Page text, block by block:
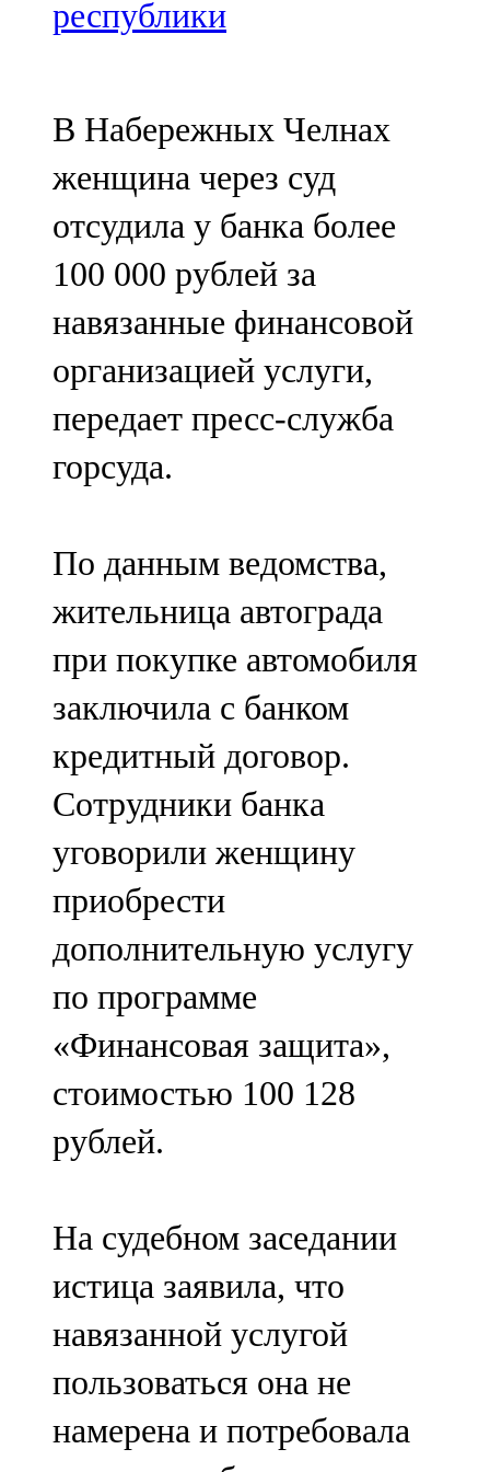
106,2 FM
107,3 FM
Мөслим
100,0 FM
Нурлат
104,7 FM
Олы Әтнә
71,42 FM
Сарман
Теләче
106,1 FM
Түбән Кама
102,6 FM
Чирмешән
107,7 FM
Чистай
103,0 FM
Чүпрәле
91,0 FM
Шәмәрдән
102,3 FM
Яңа чишмә
Яр Чаллы
105,5 FM
республики
В Набережных Челнах
женщина через суд
отсудила у банка более
100 000 рублей за
навязанные финансовой
организацией услуги,
передает пресс-служба
горсуда.
По данным ведомства,
жительница автограда
при покупке автомобиля
заключила с банком
кредитный договор.
Сотрудники банка
уговорили женщину
приобрести
дополнительную услугу
по программе
«Финансовая защита»,
стоимостью 100 128
рублей.
На судебном заседании
истица заявила, что
навязанной услугой
пользоваться она не
намерена и потребовала